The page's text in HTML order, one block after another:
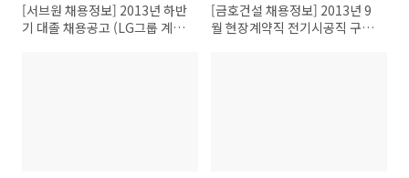
[서브원 채용정보] 2013년 하반
기 대졸 채용공고 (LG그룹 계열)
[금호건설 채용정보] 2013년 9
월 현장계약직 전기시공직 구인